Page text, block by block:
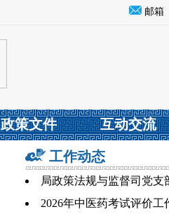
邮箱
政策文件 互动交流
工作动态
局政策法规与监督司党
2026年中医药考试评价